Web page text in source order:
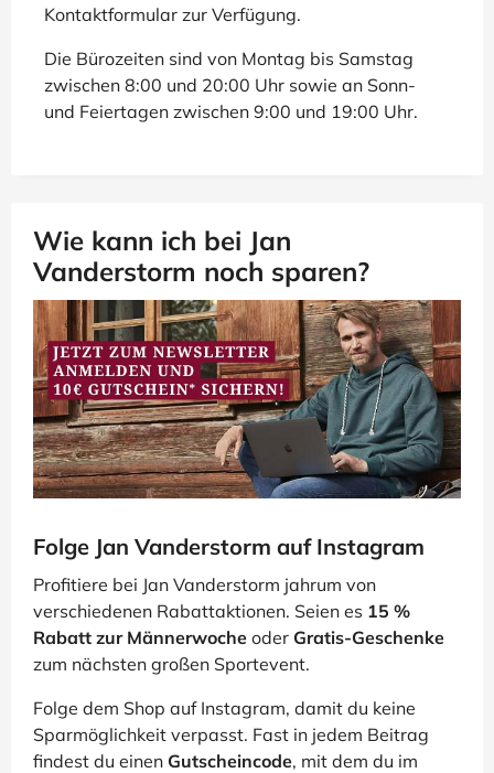
Kontaktformular zur Verfügung.
Die Bürozeiten sind von Montag bis Samstag
zwischen 8:00 und 20:00 Uhr sowie an Sonn-
und Feiertagen zwischen 9:00 und 19:00 Uhr.
Wie kann ich bei Jan
Vanderstorm noch sparen?
Folge Jan Vanderstorm auf Instagram
Profitiere bei Jan Vanderstorm jahrum von
verschiedenen Rabattaktionen. Seien es 15 %
Rabatt zur Männerwoche oder Gratis-Geschenke
zum nächsten großen Sportevent.
Folge dem Shop auf Instagram, damit du keine
Sparmöglichkeit verpasst. Fast in jedem Beitrag
findest du einen Gutscheincode, mit dem du im